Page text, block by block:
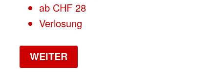
ab CHF 28
Verlosung
WEITER